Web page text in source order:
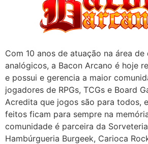
Com 10 anos de atuação na área
analógicos, a Bacon Arcano é hoje
e possui e gerencia a maior
jogadores de RPGs, TCGs e Board
Acredita que jogos são para todos,
feitos ficam para sempre na
comunidade é parceira da
Hambúrgueria Burgeek, Carioca